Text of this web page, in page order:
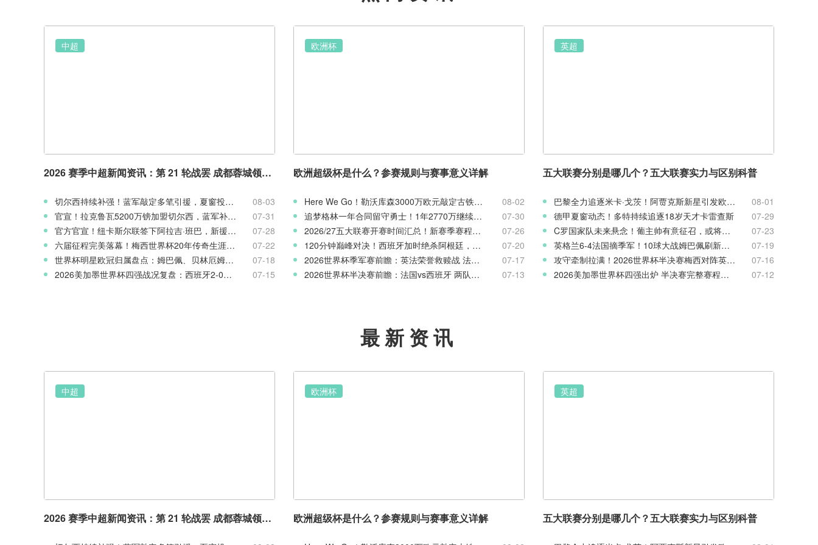
中超
2026 赛季中超新闻资讯：第 21 轮战罢 成都蓉城领跑 津门虎读秒绝杀
切尔西持续补强！蓝军敲定多笔引援，夏窗投入稳居英超前列
08-03
官宣！拉克鲁瓦5200万镑加盟切尔西，蓝军补强后防线
07-31
官方官宣！纽卡斯尔联签下阿拉吉·班巴，新援身披8号战袍
07-28
六届征程完美落幕！梅西世界杯20年传奇生涯完整回顾
07-22
世界杯明星欧冠归属盘点：姆巴佩、贝林厄姆新赛季欧战前景
07-18
2026美加墨世界杯四强战况复盘：西班牙2-0法国率先闯入决赛
07-15
欧洲杯
欧洲超级杯是什么？参赛规则与赛事意义详解
Here We Go！勒沃库森3000万欧元敲定古铁雷斯，寻找格里马尔多继任者
08-02
追梦格林一年合同留守勇士！1年2770万继续搭档库里
07-30
2026/27五大联赛开赛时间汇总！新赛季赛程官宣
07-26
120分钟巅峰对决！西班牙加时绝杀阿根廷，斩获2026世界杯冠军
07-20
2026世界杯季军赛前瞻：英法荣誉救赎战 法国对阵英格兰
07-17
2026世界杯半决赛前瞻：法国vs西班牙 两队战术实力全面解析
07-13
英超
五大联赛分别是哪几个？五大联赛实力与区别科普
巴黎全力追逐米卡·戈茨！阿贾克斯新星引发欧冠豪门争夺
08-01
德甲夏窗动态！多特持续追逐18岁天才卡雷查斯
07-29
C罗国家队未来悬念！葡主帅有意征召，或将出战欧国联
07-23
英格兰6-4法国摘季军！10球大战姆巴佩刷新世界杯纪录
07-19
攻守牵制拉满！2026世界杯半决赛梅西对阵英格兰客观表现复盘
07-16
2026美加墨世界杯四强出炉 半决赛完整赛程与八强赛盘点
07-12
最新资讯
中超
2026 赛季中超新闻资讯：第 21 轮战罢 成都蓉城领跑 津门虎读秒绝杀
欧洲杯
欧洲超级杯是什么？参赛规则与赛事意义详解
英超
五大联赛分别是哪几个？五大联赛实力与区别科普